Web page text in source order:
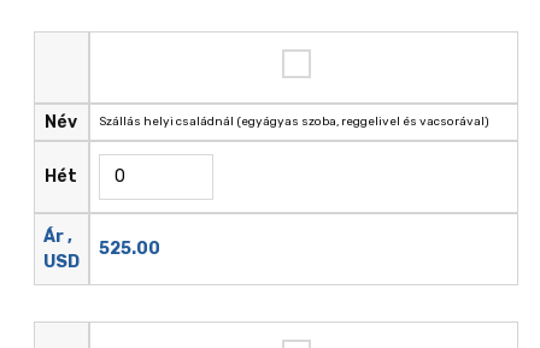
Név
Hét
Ár ,
USD
Szállás helyi családnál (egyágyas szoba, reggelivel és vacsorával)
525.00